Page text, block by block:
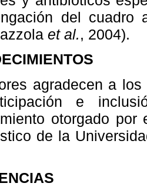
del cuadro
et al., 2004).
agradecen a
e
otorgado
de la